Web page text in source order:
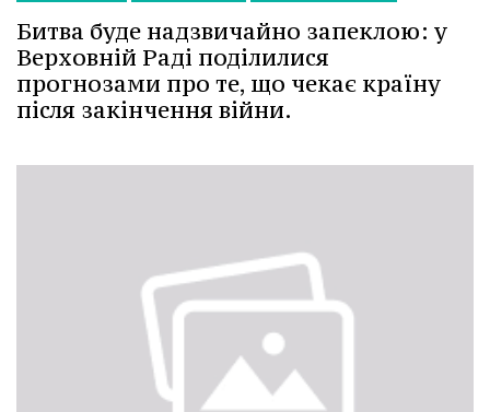
Битва буде надзвичайно запеклою: у
Верховній Раді поділилися
прогнозами про те, що чекає країну
після закінчення війни.